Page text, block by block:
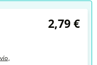
2,79 €
,